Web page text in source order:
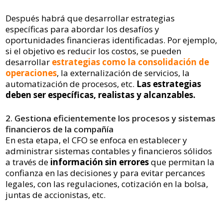
Después habrá que desarrollar estrategias
específicas para abordar los desafíos y
oportunidades financieras identificadas. Por ejemplo,
si el objetivo es reducir los costos, se pueden
desarrollar estrategias como la consolidación de
operaciones, la externalización de servicios, la
automatización de procesos, etc. Las estrategias
deben ser específicas, realistas y alcanzables.
2. Gestiona eficientemente los procesos y sistemas
financieros de la compañía
En esta etapa, el CFO se enfoca en establecer y
administrar sistemas contables y financieros sólidos
a través de información sin erroresque permitan la
confianza en las decisiones y para evitar percances
legales, con las regulaciones, cotización en la bolsa,
juntas de accionistas, etc.